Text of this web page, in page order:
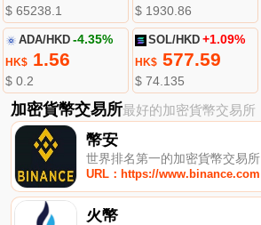
$ 65238.1 $ 1930.86
ADA/HKD -4.35%
HK$1.56
$ 0.2
SOL/HKD +1.09%
HK$ 577.59
$ 74.135
加密貨幣交易所最好的加密貨幣交易所
幣安
世界排名第一的加密貨幣交易所
URL：https://www.binance.com
火幣